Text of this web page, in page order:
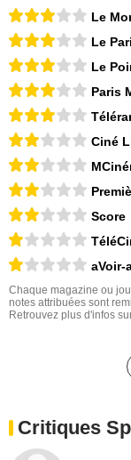
Le
Le
Le
Paris
Ciné
Score
aVoir-
Chaque magazine ou
notes attribuées sont
Retrouvez plus d'infos
Critiques